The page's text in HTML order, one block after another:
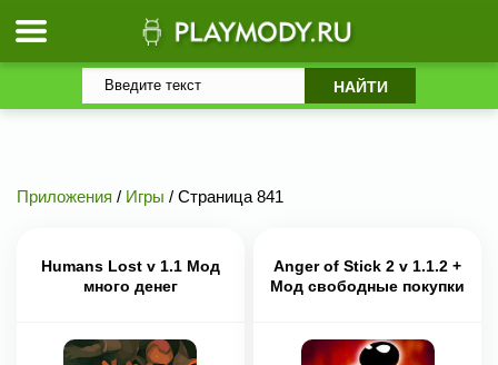
Приложения / Игры / Страница 841
Humans Lost v 1.1 Мод
много денег
Anger of Stick 2 v 1.1.2 +
Мод свободные покупки